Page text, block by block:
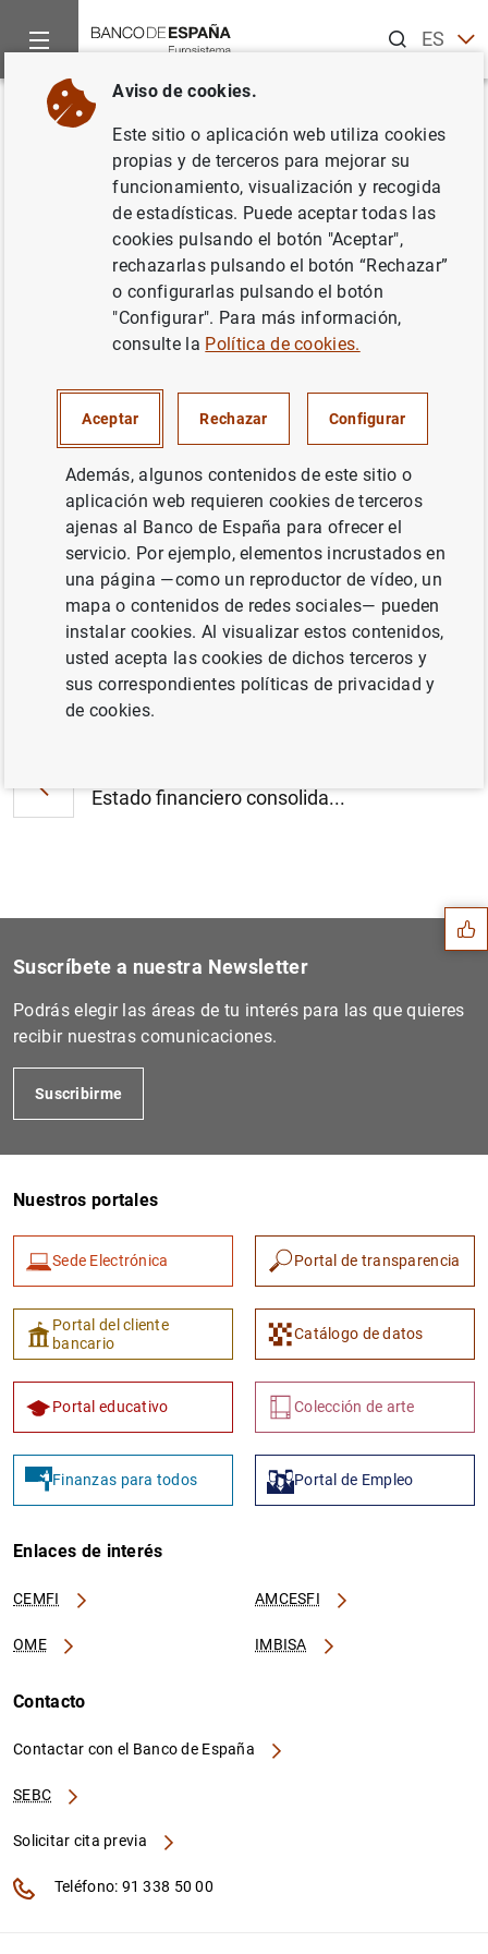
ESEN
Inicio Noticias y eventos
Volver
Estadísticas de fondos de
inversión de la zona del euro:
tercer trimestre de 2017
SITUACIÓN ECONÓMICA
Estadísticas de fondos de inversión de la
zona del euro: tercer trimestre de 2017 (283
KB
Estado financiero consolida...
Siguiente
Estadísticas sobre sociedad...
Sugerencias
1 2
Suscríbete a nuestra Newsletter
Podrás elegir las áreas de tu interés para las que quieres
recibir nuestras comunicaciones.
Suscribirme
Nuestros portales
Sede Electrónica Portal de transparencia
Portal del cliente
bancario
Catálogo de datos
Portal educativo Colección de arte
Finanzas para todos Portal de Empleo
Enlaces de interés
CEMFI AMCESFI
OME IMBISA
Contacto
Contactar con el Banco de España
SEBC
Solicitar cita previa
Teléfono: 91 338 50 00
Aviso de cookies.
Este sitio o aplicación web utiliza cookies
propias y de terceros para mejorar su
funcionamiento, visualización y recogida
de estadísticas. Puede aceptar todas las
cookies pulsando el botón "Aceptar",
rechazarlas pulsando el botón “Rechazar”
o configurarlas pulsando el botón
"Configurar". Para más información,
consulte la Política de cookies.
Aceptar Rechazar Configurar
Además, algunos contenidos de este sitio o
aplicación web requieren cookies de terceros
ajenas al Banco de España para ofrecer el
servicio. Por ejemplo, elementos incrustados en
una página —como un reproductor de vídeo, un
mapa o contenidos de redes sociales— pueden
instalar cookies. Al visualizar estos contenidos,
usted acepta las cookies de dichos terceros y
sus correspondientes políticas de privacidad y
de cookies.